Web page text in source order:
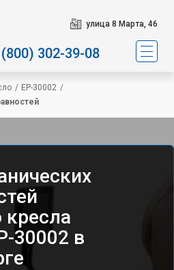
улица 8 Марта, 46
302-39-08
/ EP-30002 /
30002 в